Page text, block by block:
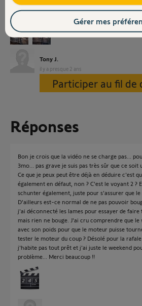
Tony J.
il y a presque 2 ans
Participer au fil de
Réponses
Bon je crois que la vidéo ne se charge pas...
3mo... pas grave je suis pas très sûr que ce soit
Ce que je peux peut être déjà en déduire c'est
également en défaut, non ? C'est le voyant 2 ?
schunter également, juste pour s'assurer que
D'ailleurs est-ce normal de ne pas pouvoir
j'ai déconnecté les lames pour essayer de
mais rien ne bouge. J'ai cru comprendre que le
avec son poids pour que le moteur puisse
tester le moteur du coup ? Désolé pour la
j'habite pas tout prêt et j'ai juste le weekend
problème... Merci beaucoup !!
Gérer mes